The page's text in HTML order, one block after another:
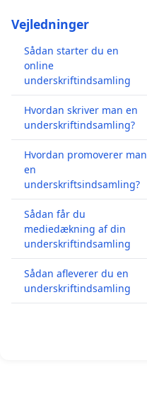
Vejledninger
Sådan starter du en
online
underskriftindsamling
Hvordan skriver man en
underskriftindsamling?
Hvordan promoverer man
en
underskriftsindsamling?
Sådan får du
mediedækning af din
underskriftindsamling
Sådan afleverer du en
underskriftindsamling